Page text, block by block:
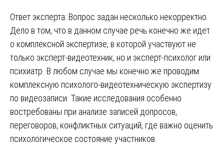
Ответ эксперта: Вопрос задан несколько некорректно.
Дело в том, что в данном случае речь конечно же идет
о комплексной экспертизе, в которой участвуют не
только эксперт-видеотехник, но и эксперт-психолог или
психиатр. В любом случае мы конечно же проводим
комплексную психолого-видеотехническую экспертизу
по видеозаписи. Такие исследования особенно
востребованы при анализе записей допросов,
переговоров, конфликтных ситуаций, где важно оценить
психологическое состояние участников.